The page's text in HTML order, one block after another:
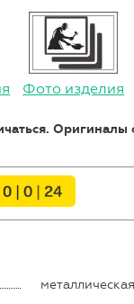
Фото изделия